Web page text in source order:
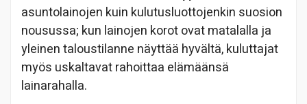
asuntolainojen kuin kulutusluottojenkin suosion
nousussa; kun lainojen korot ovat matalalla ja
yleinen taloustilanne näyttää hyvältä, kuluttajat
myös uskaltavat rahoittaa elämäänsä
lainarahalla.